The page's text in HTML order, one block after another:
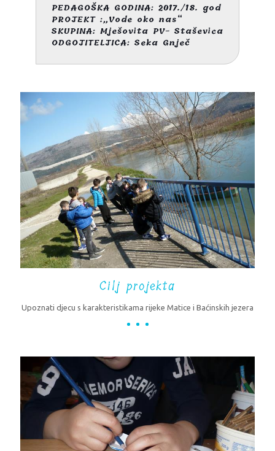
PEDAGOŠKA GODINA: 2017./18. god
PROJEKT :„Vode oko nas“
SKUPINA: Mješovita PV- Staševica
ODGOJITELJICA: Seka Gnječ
Cilj projekta
Upoznati djecu s karakteristikama rijeke Matice i Baćinskih jezera